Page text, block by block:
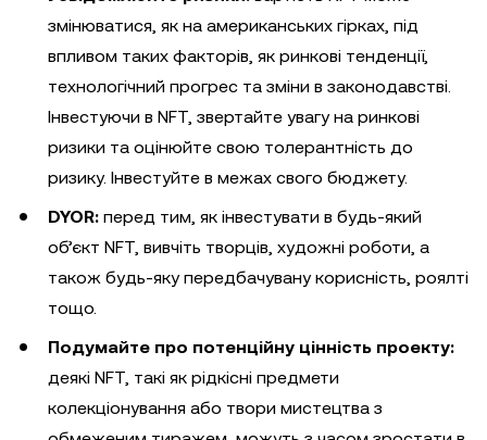
змінюватися, як на американських гірках, під
впливом таких факторів, як ринкові тенденції,
технологічний прогрес та зміни в законодавстві.
Інвестуючи в NFT, звертайте увагу на ринкові
ризики та оцінюйте свою толерантність до
ризику. Інвестуйте в межах свого бюджету.
DYOR: перед тим, як інвестувати в будь-який
об’єкт NFT, вивчіть творців, художні роботи, а
також будь-яку передбачувану корисність, роялті
тощо.
Подумайте про потенційну цінність проекту:
деякі NFT, такі як рідкісні предмети
колекціонування або твори мистецтва з